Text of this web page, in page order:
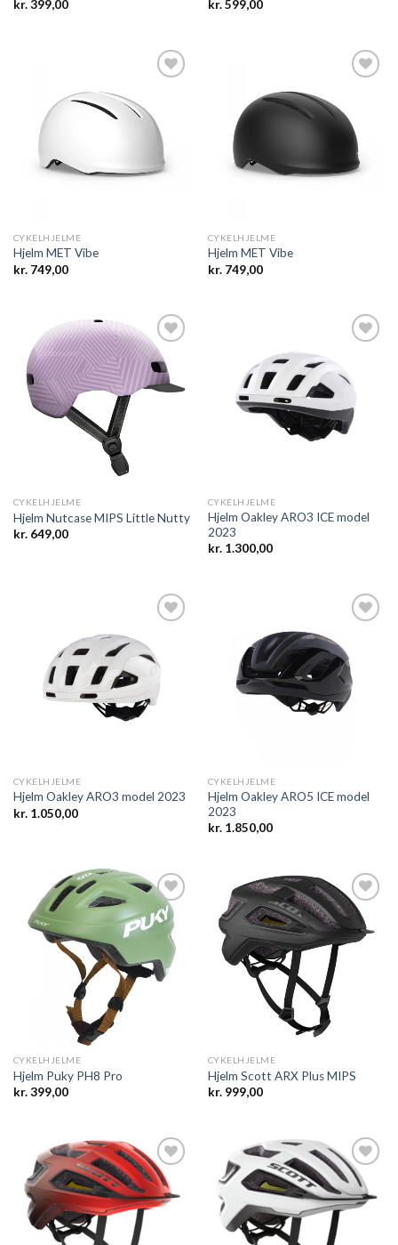
kr.399,00 kr.599,00
Add to
wishlist
CYKELHJELME
Hjelm MET Vibe
kr.749,00
Add to
wishlist
CYKELHJELME
Hjelm MET Vibe
kr.749,00
Add to
CYKELHJELME
Hjelm Nutcase MIPS Little Nutty
kr.649,00
Add to
CYKELHJELME
Hjelm Oakley ARO3 ICE model
2023
kr.1.300,00
Add to
CYKELHJELME
Hjelm Oakley ARO3 model 2023
kr.1.050,00
Add to
wishlist
CYKELHJELME
Hjelm Oakley ARO5 ICE model
2023
kr.1.850,00
Add to
wishlist
CYKELHJELME
Hjelm Puky PH8 Pro
kr.399,00
Add to
CYKELHJELME
Hjelm Scott ARX Plus MIPS
kr.999,00
Add to
Add to